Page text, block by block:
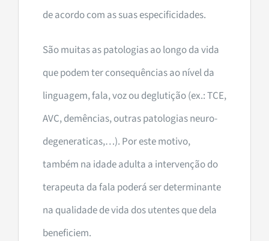
de acordo com as suas especificidades.
São muitas as patologias ao longo da vida
que podem ter consequências ao nível da
linguagem, fala, voz ou deglutição (ex.: TCE,
AVC, demências, outras patologias neuro-
degeneraticas,…). Por este motivo,
também na idade adulta a intervenção do
terapeuta da fala poderá ser determinante
na qualidade de vida dos utentes que dela
beneficiem.